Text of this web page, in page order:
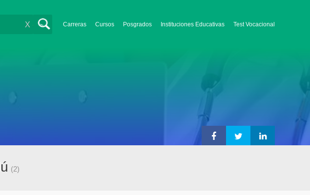
Carreras Cursos Posgrados Instituciones Educativas Test Vocacional
X
(2)